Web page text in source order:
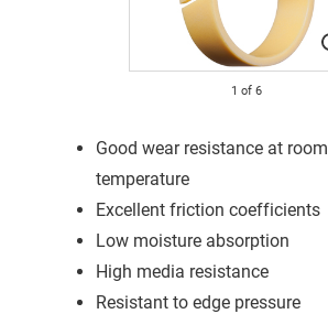
1 of 6
Good wear resistance at room
temperature
Excellent friction coefficients
Low moisture absorption
High media resistance
Resistant to edge pressure